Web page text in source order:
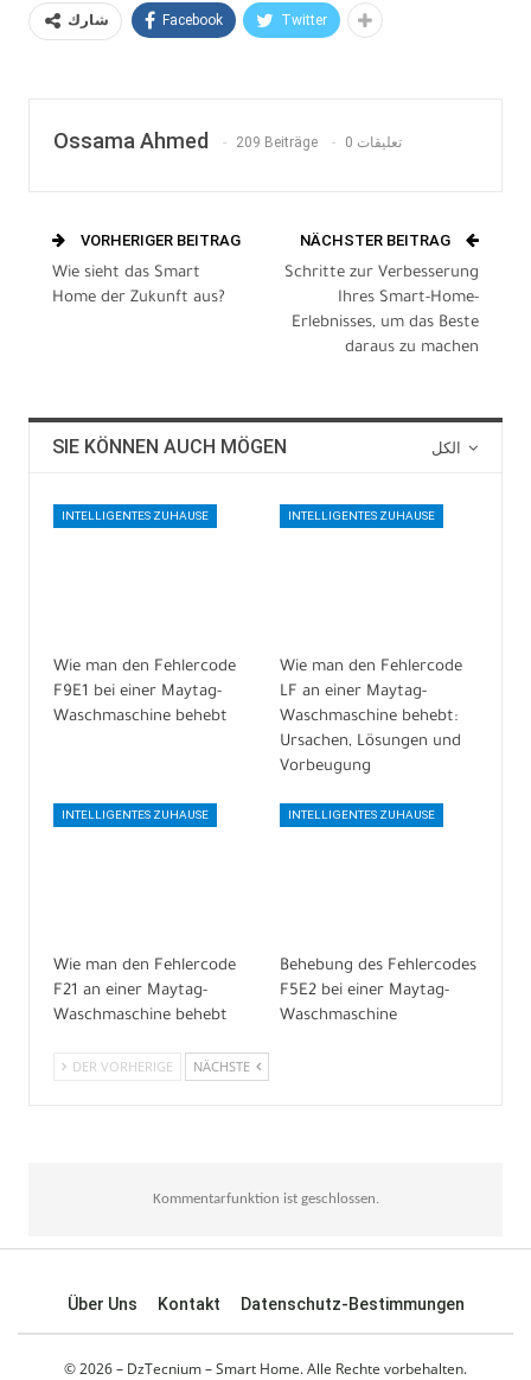
شارك Facebook Twitter
Ossama Ahmed 209 Beiträge 0 تعليقات
VORHERIGER BEITRAG
Wie sieht das Smart
Home der Zukunft aus?
NÄCHSTER BEITRAG
Schritte zur Verbesserung
Ihres Smart-Home-
Erlebnisses, um das Beste
daraus zu machen
SIE KÖNNEN AUCH MÖGEN
INTELLIGENTES ZUHAUSE
Wie man den Fehlercode
F9E1 bei einer Maytag-
Waschmaschine behebt
INTELLIGENTES ZUHAUSE
Wie man den Fehlercode
LF an einer Maytag-
Waschmaschine behebt:
Ursachen, Lösungen und
Vorbeugung
INTELLIGENTES ZUHAUSE
Wie man den Fehlercode
F21 an einer Maytag-
Waschmaschine behebt
INTELLIGENTES ZUHAUSE
Behebung des Fehlercodes
F5E2 bei einer Maytag-
Waschmaschine
DER VORHERIGE NÄCHSTE
Kommentarfunktion ist geschlossen.
Über Uns Kontakt Datenschutz-Bestimmungen
© 2026 – DzTecnium – Smart Home. Alle Rechte vorbehalten.